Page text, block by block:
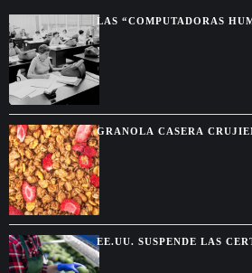
WashingtonLAS “COMPUTADORAS
QUE HACÍAN LOS
COMPUTADORAS
GRANOLA CASERA
FRUTOS SECOS
EE.UU. SUSPENDE LAS
AGUACATE EN
SEGURIDAD